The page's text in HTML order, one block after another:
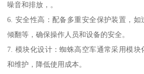
噪音和排放，。
6. 安全性高：配备多重安全保护装置，
倾翻等，确保操作人员和设备的安全。
7. 模块化设计：蜘蛛高空车通常采用模
和维护，降低使用成本。